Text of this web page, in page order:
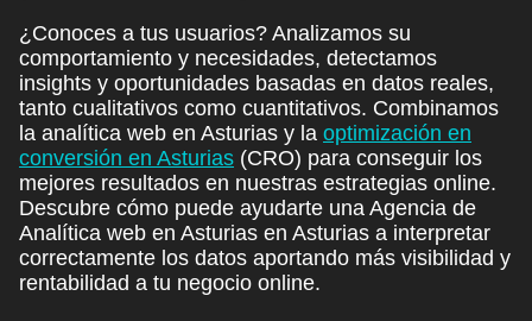
¿Conoces a tus usuarios? Analizamos su
comportamiento y necesidades, detectamos
insights y oportunidades basadas en datos reales,
tanto cualitativos como cuantitativos. Combinamos
la analítica web en Asturias y la optimización en
conversión en Asturias (CRO) para conseguir los
mejores resultados en nuestras estrategias online.
Descubre cómo puede ayudarte una Agencia de
Analítica web en Asturias en Asturias a interpretar
correctamente los datos aportando más visibilidad y
rentabilidad a tu negocio online.